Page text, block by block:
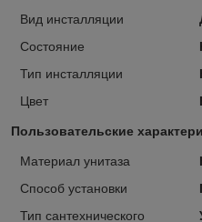
Вид инсталляции
Состояние
Тип инсталляции
Цвет
Пользовательские
Материал унитаза
Способ установки
Тип сантехнического